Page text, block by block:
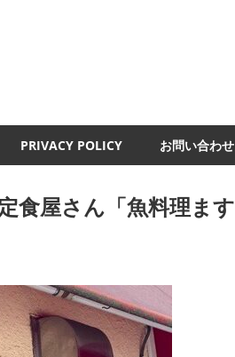
PRIVACY POLICY お問い合わせ
食屋さん「魚料理ます